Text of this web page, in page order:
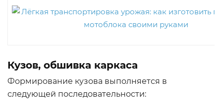
Кузов, обшивка каркаса
Формирование кузова выполняется в
следующей последовательности: